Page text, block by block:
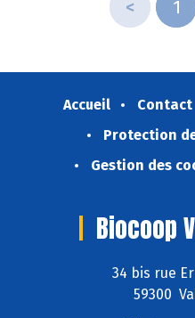
< 1
Accueil Contact
Protection
Gestion des
Biocoop
34 bis rue
59300